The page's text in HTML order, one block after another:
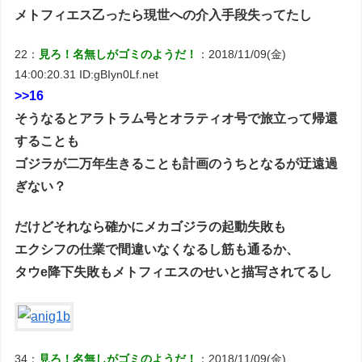
メトフィエス乙ったら現世への介入手段失ってたし
22： 見ろ！名無しがゴミのようだ！
：2018/11/09(金)
14:00:20.31 ID:gBIyn0Lf.net
>>16
そうなるとアラトラム号とオラティオ号で旅立って帰還
することも
ゴジラが二万年生きることも計画のうちとなるが迂遠過
ぎない？
だけどそれなら確かにメカゴジラの起動失敗も
エクシフの仕業で間違いなくなるし筋も通るか、
タウe降下失敗もメトフィエスのせいと描写されてるし
34： 見ろ！名無しがゴミのようだ！
：2018/11/09(金)